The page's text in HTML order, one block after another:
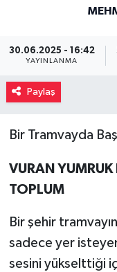
30.06.2025 - 16:42
YAYINLANMA
Paylaş
Bir Tramvayda
VURAN YUMRUK
TOPLUM
Bir şehir
sadece yer isteyen
sesini yükselttiği
Müzik
Piyasa
Resmi İlanlar
Sinemalar